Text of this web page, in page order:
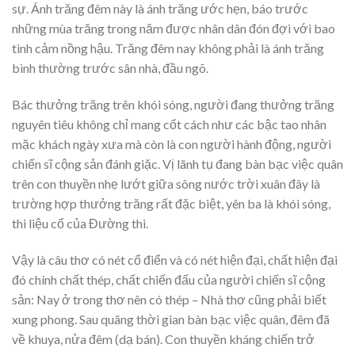
sự. Ánh trăng đêm này là ánh trăng ước hẹn, báo trước
những mùa trăng trong năm được nhân dân đón đợi với bao
tình cảm nồng hậu. Trăng đêm nay không phải là ánh trăng
bình thường trước sân nhà, đầu ngõ.
Bác thưởng trăng trên khói sóng, người đang thưởng trăng
nguyên tiêu không chỉ mang cốt cách như các bậc tao nhân
mặc khách ngày xưa mà còn là con người hành động, người
chiến sĩ cộng sản đánh giặc. Vị lãnh tụ đang bàn bạc việc quân
trên con thuyền nhẹ lướt giữa sông nước trời xuân đây là
trường hợp thưởng trăng rất đặc biệt, yên ba là khói sóng,
thi liệu cổ của Đường thi.
Vậy là câu thơ có nét cổ điển và có nét hiện đại, chất hiện đại
đó chính chất thép, chất chiến đấu của người chiến sĩ cộng
sản: Nay ở trong thơ nên có thép – Nhà thơ cũng phải biết
xung phong. Sau quãng thời gian bàn bạc việc quân, đêm đã
về khuya, nửa đêm (dạ bán). Con thuyền kháng chiến trở